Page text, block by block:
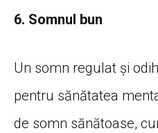
6. Somnul bun
Un somn regulat și
pentru sănătatea
de somn sănătoase,